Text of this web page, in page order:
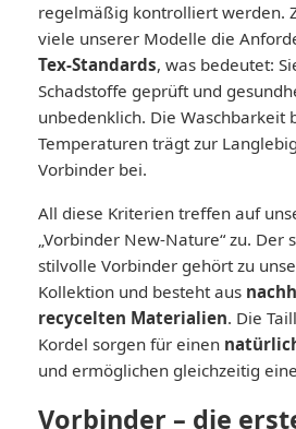
regelmäßig kontrolliert werden.
viele unserer Modelle die
Tex-Standards, was bedeutet:
Schadstoffe geprüft und
unbedenklich. Die Waschbarkeit
Temperaturen trägt zur
Vorbinder bei.
All diese Kriterien treffen auf
„Vorbinder New-Nature“ zu. Der
stilvolle Vorbinder gehört zu
Kollektion und besteht aus
recycelten Materialien. Die
Kordel sorgen für einen
und ermöglichen gleichzeitig
Vorbinder – die